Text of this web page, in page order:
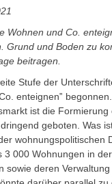
Wohnen und Co.
Grund und Boden zu
beitragen.
Stufe der
enteignen‟
ist die
geboten. Was
wohnungspolitischen
3 000 Wohnungen in
sowie deren